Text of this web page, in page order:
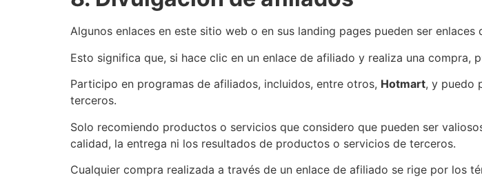
Algunos enlaces en este sitio web o en sus landing pages pueden ser enlaces
Esto significa que, si hace clic en un enlace de afiliado y realiza una
Participo en programas de afiliados, incluidos, entre otros, Hotmart, y puedo
terceros.
Solo recomiendo productos o servicios que considero que pueden ser
calidad, la entrega ni los resultados de productos o servicios de terceros.
Cualquier compra realizada a través de un enlace de afiliado se rige por los